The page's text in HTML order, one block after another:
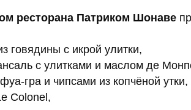
ресторана Патриком Шонаве
говядины с икрой улитки,
с улитками и маслом де
гра и чипсами из копчёной утки,
Colonel,